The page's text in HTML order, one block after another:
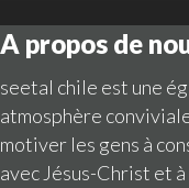
A propos de
seetal chile est une
atmosphère
motiver les gens à
avec Jésus-Christ et